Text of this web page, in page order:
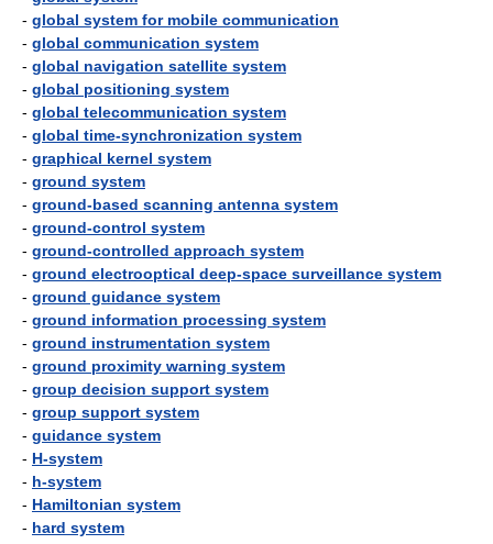
- global system for mobile communication
- global communication system
- global navigation satellite system
- global positioning system
- global telecommunication system
- global time-synchronization system
- graphical kernel system
- ground system
- ground-based scanning antenna system
- ground-control system
- ground-controlled approach system
- ground electrooptical deep-space surveillance system
- ground guidance system
- ground information processing system
- ground instrumentation system
- ground proximity warning system
- group decision support system
- group support system
- guidance system
- H-system
- h-system
- Hamiltonian system
- hard system